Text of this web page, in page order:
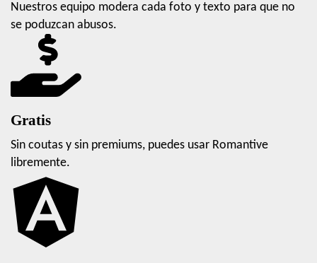
Nuestros equipo modera cada foto y texto para que no
se poduzcan abusos.
Gratis
Sin coutas y sin premiums, puedes usar Romantive
libremente.